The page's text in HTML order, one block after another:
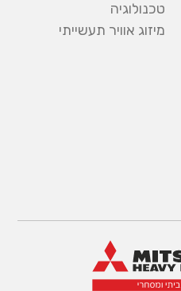
טכנולוגיה
מיזוג אוויר תעשייתי